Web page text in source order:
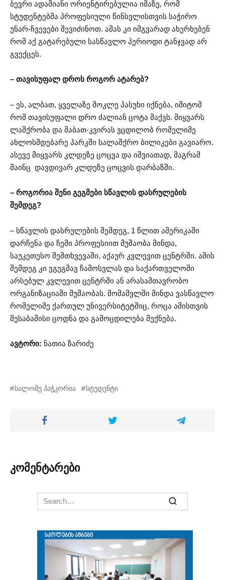
ბევრი ადამიანი ორიენტირებულია იმაზე, რომ
სტუდენტებმა პროფესიული წინსვლისთვის საჭირო
უნარ-ჩვევები შევიძინოთ. ამას კი იმგვარად ახერხებენ
რომ აქ გატარებული სასწავლო პერიოდი ტანჯვად არ
გვექცეს.
– თავისუფალ დროს როგორ ატარებ?
– ეს, ალბათ, ყველაზე მოკლე პასუხი იქნება, იმიტომ
რომ თავისუფალი დრო ძალიან ცოტა მაქვს. მიყვარს
ლაშქრობა და შაბათ-კვირას ვცდილობ რომელიმე
ახლოსმდებარე პარკში სალაშქრო ბილიკები გავიარო.
ასევე მიყვარს კლდეზე ცოცვა და იშვიათად, მაგრამ
მაინც დავდივარ კლდეზე ცოცვის დარბაზში.
– როგორია შენი გეგმები სწავლის დასრულების
შემდეგ?
– სწავლის დასრულების შემდეგ, 1 წლით ამერიკაში
დარჩენა და ჩემი პროფესიით მუშაობა მინდა,
საუკეთესო შემთხვევაში, აქაურ კვლევით ცენტრში. ამის
შემდეგ კი ვგეგმავ ჩამოსვლას და საქართველოში
არსებულ კვლევით ცენტრში ან არასამთავრობო
ორგანიზაციაში მუშაობას. მომამვლში მინდა ვასწავლო
რომელიმე ქართულ უნივერსიტეტშიც, როცა ამისთვის
შესაბამისი ცოდნა და გამოცდილება მექნება.
ავტორი: ნათია ზარიძე
სალომე პაჭკორია სტუდენტი
კომენტარები
Search
for: